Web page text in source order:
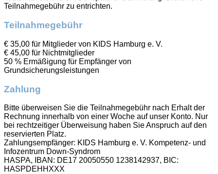
Teilnahmegebühr zu entrichten.
Teilnahmegebühr
€ 35,00 für Mitglieder von KIDS Hamburg e. V.
€ 45,00 für Nichtmitglieder
50 % Ermäßigung für Empfänger von
Grundsicherungsleistungen
Zahlung
Bitte überweisen Sie die Teilnahmegebühr nach Erhalt der
Rechnung innerhalb von einer Woche auf unser Konto. Nur
bei rechtzeitiger Überweisung haben Sie Anspruch auf den
reservierten Platz.
Zahlungsempfänger: KIDS Hamburg e. V. Kompetenz- und
Infozentrum Down-Syndrom
HASPA, IBAN: DE17 20050550 1238142937, BIC:
HASPDEHHXXX